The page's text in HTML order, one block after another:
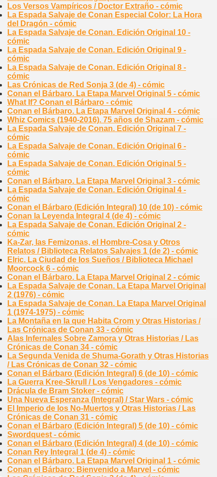
Los Versos Vampíricos / Doctor Extraño - cómic
La Espada Salvaje de Conan Especial Color: La Hora
del Dragón - cómic
La Espada Salvaje de Conan. Edición Original 10 -
cómic
La Espada Salvaje de Conan. Edición Original 9 -
cómic
La Espada Salvaje de Conan. Edición Original 8 -
cómic
Las Crónicas de Red Sonja 3 (de 4) - cómic
Conan el Bárbaro. La Etapa Marvel Original 5 - cómic
What If? Conan el Bárbaro - cómic
Conan el Bárbaro. La Etapa Marvel Original 4 - cómic
Whiz Comics (1940-2016). 75 años de Shazam - cómic
La Espada Salvaje de Conan. Edición Original 7 -
cómic
La Espada Salvaje de Conan. Edición Original 6 -
cómic
La Espada Salvaje de Conan. Edición Original 5 -
cómic
Conan el Bárbaro. La Etapa Marvel Original 3 - cómic
La Espada Salvaje de Conan. Edición Original 4 -
cómic
Conan el Bárbaro (Edición Integral) 10 (de 10) - cómic
Conan la Leyenda Integral 4 (de 4) - cómic
La Espada Salvaje de Conan. Edición Original 2 -
cómic
Ka-Zar, las Femizonas, el Hombre-Cosa y Otros
Relatos / Biblioteca Relatos Salvajes 1 (de 2) - cómic
Elric. La Ciudad de los Sueños / Biblioteca Michael
Moorcock 6 - cómic
Conan el Bárbaro. La Etapa Marvel Original 2 - cómic
La Espada Salvaje de Conan. La Etapa Marvel Original
2 (1976) - cómic
La Espada Salvaje de Conan. La Etapa Marvel Original
1 (1974-1975) - cómic
La Montaña en la que Habita Crom y Otras Historias /
Las Crónicas de Conan 33 - cómic
Alas Infernales Sobre Zamora y Otras Historias / Las
Crónicas de Conan 34 - cómic
La Segunda Venida de Shuma-Gorath y Otras Historias
/ Las Crónicas de Conan 32 - cómic
Conan el Bárbaro (Edición Integral) 6 (de 10) - cómic
La Guerra Kree-Skrull / Los Vengadores - cómic
Drácula de Bram Stoker - cómic
Una Nueva Esperanza (Integral) / Star Wars - cómic
El Imperio de los No-Muertos y Otras Historias / Las
Crónicas de Conan 31 - cómic
Conan el Bárbaro (Edición Integral) 5 (de 10) - cómic
Swordquest - cómic
Conan el Bárbaro (Edición Integral) 4 (de 10) - cómic
Conan Rey Integral 1 (de 4) - cómic
Conan el Bárbaro. La Etapa Marvel Original 1 - cómic
Conan el Bárbaro: Bienvenido a Marvel - cómic